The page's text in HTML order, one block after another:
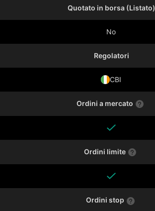
Quotato in borsa (Listato)
No
Regolatori
CBI
Ordini a mercato
Ordini limite
Ordini stop